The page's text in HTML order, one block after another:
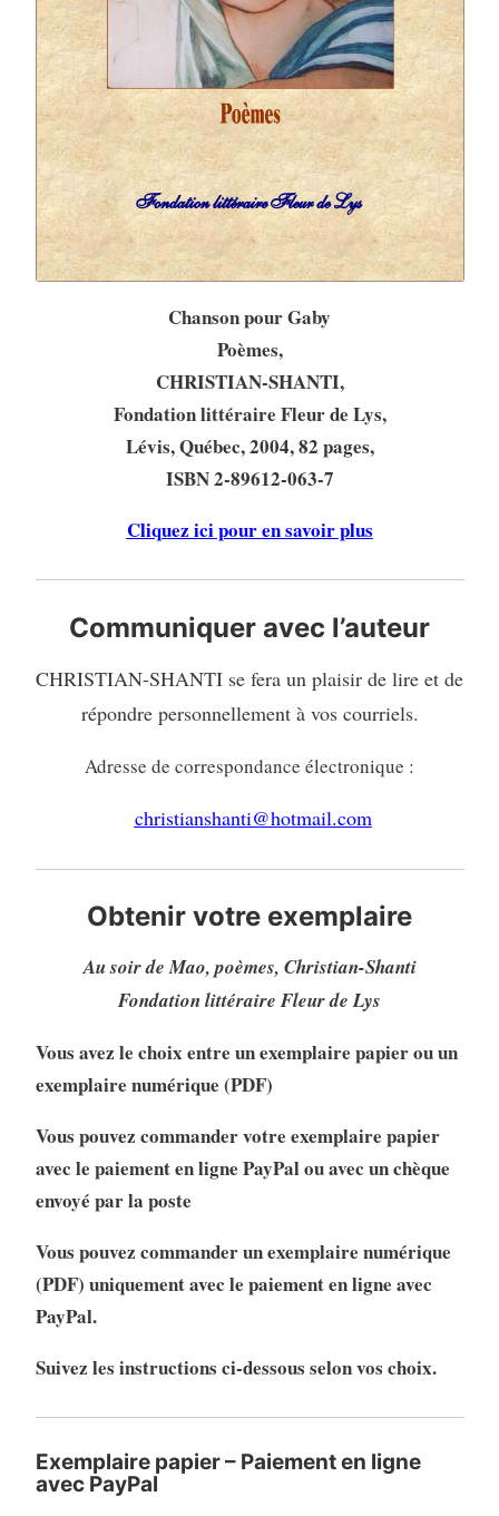
Chanson pour Gaby
Poèmes,
CHRISTIAN-SHANTI,
Fondation littéraire Fleur de Lys,
Lévis, Québec, 2004, 82 pages,
ISBN 2-89612-063-7
Cliquez ici pour en savoir plus
Communiquer avec l’auteur
CHRISTIAN-SHANTI se fera un plaisir de lire et de
répondre personnellement à vos courriels.
Adresse de correspondance électronique :
christianshanti@hotmail.com
Obtenir votre exemplaire
Au soir de Mao, poèmes, Christian-Shanti
Fondation littéraire Fleur de Lys
Vous avez le choix entre un exemplaire papier ou un
exemplaire numérique (PDF)
Vous pouvez commander votre exemplaire papier
avec le paiement en ligne PayPal ou avec un chèque
envoyé par la poste
Vous pouvez commander un exemplaire numérique
(PDF) uniquement avec le paiement en ligne avec
PayPal.
Suivez les instructions ci-dessous selon vos choix.
Exemplaire papier – Paiement en ligne
avec PayPal